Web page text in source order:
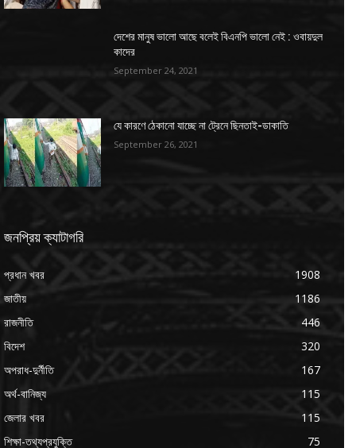
দেশের মানুষ ভালো আছে বলেই বিএনপি ভালো নেই : ওবায়দুল
কাদের
September 24, 2021
যে কারণে ঠেকানো যাচ্ছে না ট্রেনে ছিনতাই-ডাকাতি
September 26, 2021
জনপ্রিয় ক্যাটাগরি
প্রধান খবর
1908
জাতীয়
1186
রাজনীতি
446
বিদেশ
320
অপরাধ-দুর্নীতি
167
অর্থ-বানিজ্য
115
জেলার খবর
115
শিক্ষা-তথ্যপ্রযুক্তি
75